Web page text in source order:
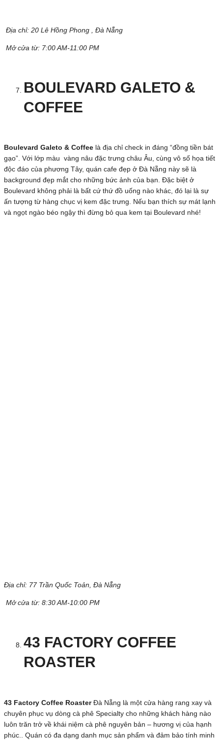
Địa chỉ: 20 Lê Hồng Phong , Đà Nẵng
Mở cửa từ: 7:00 AM-11:00 PM
BOULEVARD GALETO &
COFFEE
Boulevard Galeto & Coffee là địa chỉ check in đáng “đồng tiền bát
gạo”. Với lớp màu vàng nâu đặc trưng châu Âu, cùng vô số họa tiết
độc đáo của phương Tây, quán cafe đẹp ở Đà Nẵng này sẽ là
background đẹp mắt cho những bức ảnh của bạn. Đặc biệt ở
Boulevard không phải là bất cứ thứ đồ uống nào khác, đó lại là sự
ấn tượng từ hàng chục vị kem đặc trưng. Nếu bạn thích sự mát lạnh
và ngọt ngào béo ngậy thì đừng bỏ qua kem tại Boulevard nhé!
Địa chỉ: 77 Trần Quốc Toản, Đà Nẵng
Mở cửa từ: 8:30 AM-10:00 PM
43 FACTORY COFFEE
ROASTER
43 Factory Coffee RoasterĐà Nẵng là một cửa hàng rang xay và
chuyên phục vụ dòng cà phê Specialty cho những khách hàng nào
luôn trăn trở về khái niệm cà phê nguyên bản – hương vị của hạnh
phúc.. Quán có đa dạng danh mục sản phẩm và đảm bảo tính minh